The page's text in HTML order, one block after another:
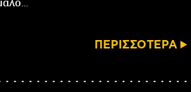
ΠΕΡΙΣΣΟΤΕΡΑ